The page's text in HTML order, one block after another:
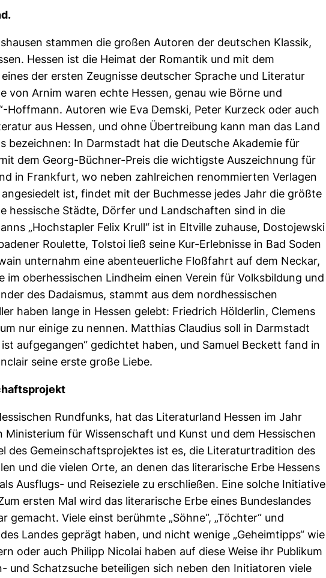
stam­men die großen Autoren der deutschen Klassik,
Hessen ist die Heimat der Romantik und mit dem
der ersten Zeugnisse deutscher Sprache und Literatur
von Arnim waren echte Hessen, genau wie Börne und
Hoffmann. Autoren wie Eva Demski, Peter Kurzeck oder auch
aus Hessen, und ohne Übertreibung kann man das Land
bezeichnen: In Darmstadt hat die Deutsche Akademie für
dem Georg-Büchner-Preis die wichtigste Auszeichnung für
in Frankfurt, wo ne­ben zahlreichen renommierten Verlagen
ist, findet mit der Buchmesse jedes Jahr die größte
hessische Städte, Dörfer und Landschaften sind in die
„Hochstapler Felix Krull“ ist in Eltville zuhause, Dostojewski
Roulette, Tolstoi ließ seine Kur-Erlebnisse in Bad Soden
unternahm eine abenteuerliche Floßfahrt auf dem Neckar,
oberhessischen Lindheim einen Verein für Volksbildung und
des Dadaismus, stammt aus dem nordhessischen
haben lange in Hessen gelebt: Friedrich Hölderlin, Clemens
nur einige zu nennen. Matthias Claudius soll in Darmstadt
aufgegangen“ gedichtet haben, und Samuel Beckett fand in
seine erste große Liebe.
Rundfunks, hat das Literatur­land Hessen im Jahr
für Wissenschaft und Kunst und dem Hessischen
des Gemeinschaftsprojektes ist es, die Literaturtradition des
und die vielen Orte, an denen das literarische Erbe Hessens
Ausflugs- und Reiseziele zu erschließen. Eine solche Initiative
ersten Mal wird das literarische Erbe eines Bundeslandes
Viele einst berühmte „Söhne“, „Töchter“ und
Landes geprägt haben, und nicht wenige „Geheimtipps“ wie
oder auch Philipp Nicolai haben auf diese Weise ihr Publikum
und Schatzsuche beteiligen sich neben den Initiatoren viele